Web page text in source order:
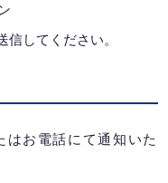
信してください。
お電話にて通知いた